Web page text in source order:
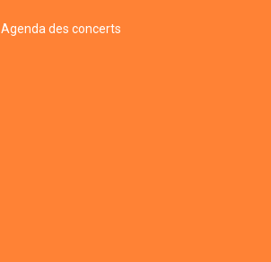
Agenda des concerts